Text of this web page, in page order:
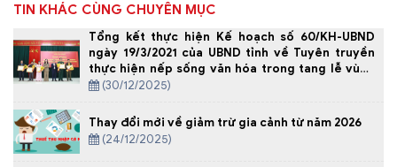
TIN KHÁC CÙNG CHUYÊN MỤC
Tổng kết thực hiện Kế hoạch số 60/KH-UBND
ngày 19/3/2021 của UBND tỉnh về Tuyên truyền
thực hiện nếp sống văn hóa trong tang lễ vùng
đồng bào Mông tỉnh Thanh Hóa, giai đoạn 2021-
(30/12/2025)
Thay đổi mới về giảm trừ gia cảnh từ năm 2026
(24/12/2025)